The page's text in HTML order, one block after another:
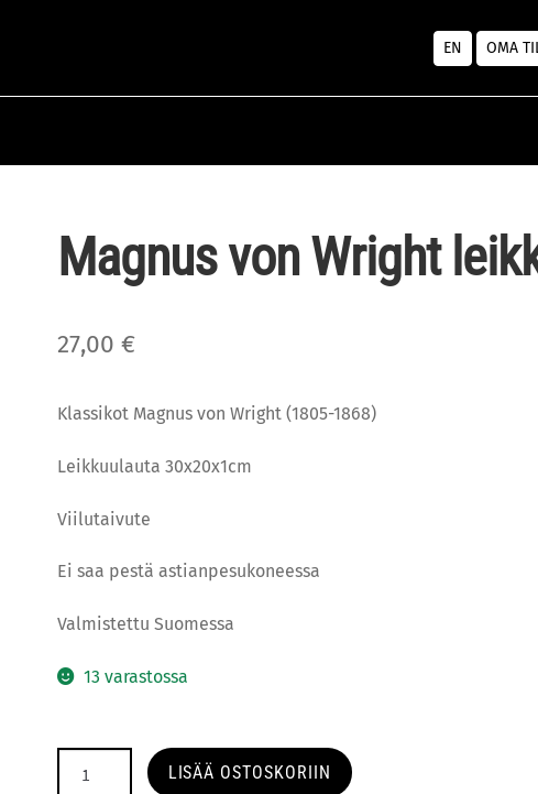
EN OMA
Magnus von Wright
27,00 €
Klassikot Magnus von Wright (1805-1868)
Leikkuulauta 30x20x1cm
Viilutaivute
Ei saa pestä astianpesukoneessa
Valmistettu Suomessa
13 varastossa
LISÄÄ OSTOSKORIIN